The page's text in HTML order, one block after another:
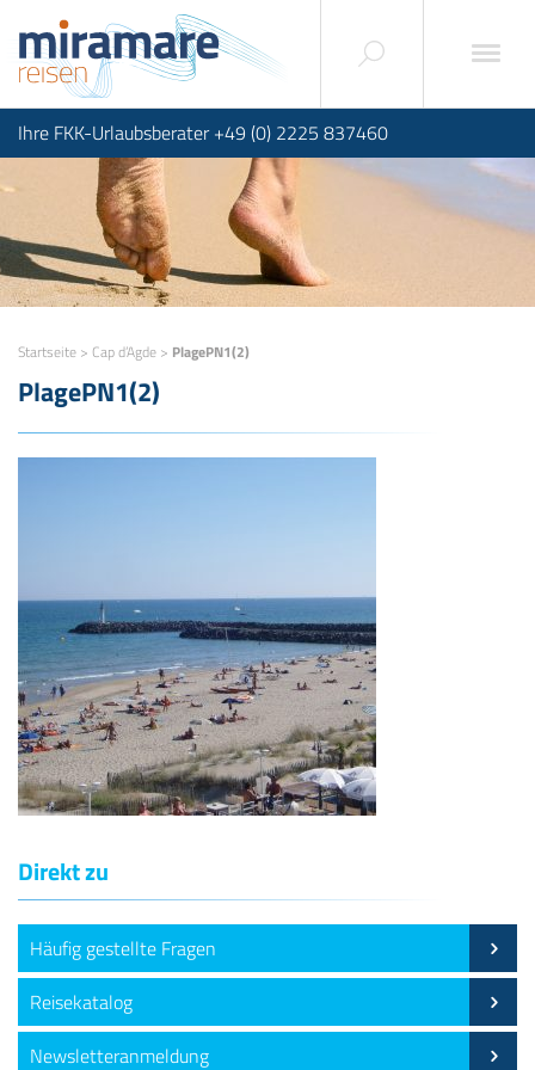
Ihre FKK-Urlaubsberater +49 (0) 2225 837460
Startseite > Cap d’Agde > PlagePN1(2)
PlagePN1(2)
Direkt zu
Häufig gestellte Fragen
Reisekatalog
Newsletteranmeldung